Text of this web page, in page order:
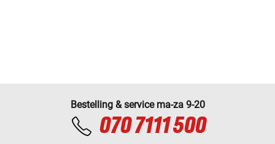
Bestelling & service ma-za 9-20
070 7111 500